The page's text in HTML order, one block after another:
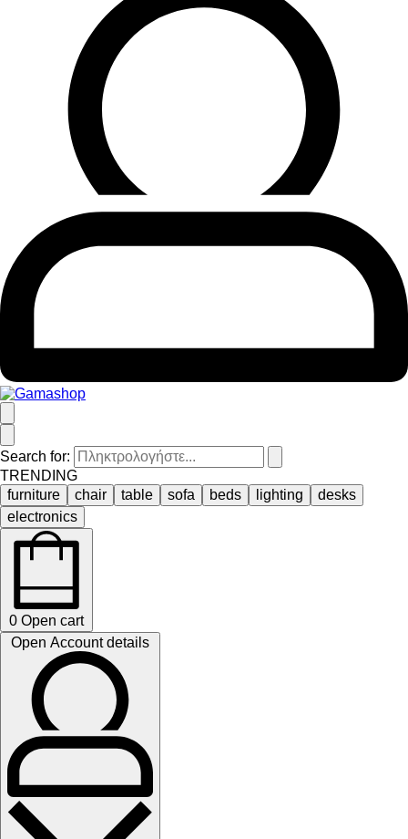
Search for:
TRENDING
furniture
chair table sofa beds lighting
desks
electronics
0 Open cart
Open Account details